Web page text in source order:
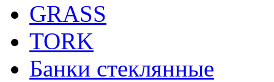
GRASS
TORK
Банки стеклянные